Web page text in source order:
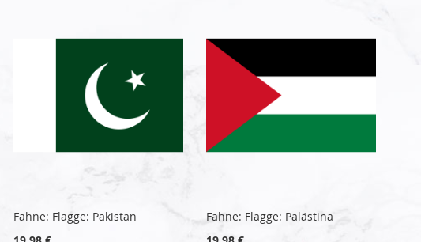
Fahne: Flagge: Pakistan
Fahne: Flagge: Palästina